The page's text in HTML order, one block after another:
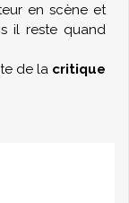
en scène et
il reste quand
de la critique